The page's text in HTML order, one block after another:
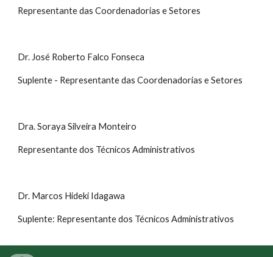
Representante das Coordenadorias e Setores
Dr. José Roberto Falco Fonseca
Suplente - Representante das Coordenadorias e Setores
Dra. Soraya Silveira Monteiro
Representante dos Técnicos Administrativos
Dr. Marcos Hideki Idagawa
Suplente: Representante dos Técnicos Administrativos